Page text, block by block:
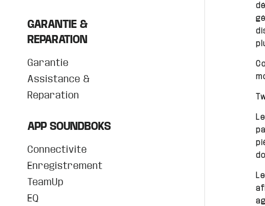
GARANTIE &
REPARATION
Garantie
Assistance &
Réparation
APP SOUNDBOKS
Connectivité
Enregistrement
TeamUp
EQ